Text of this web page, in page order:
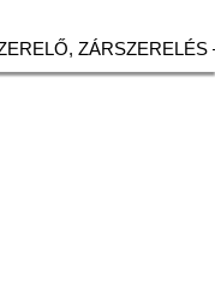
ZÁRSZERELÉS